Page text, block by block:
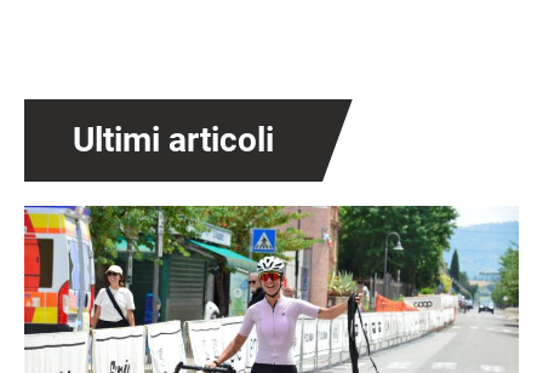
Ultimi articoli
Immagine